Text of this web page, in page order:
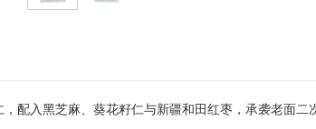
配入黑芝麻、葵花籽仁与新疆和田红枣，承袭老面二